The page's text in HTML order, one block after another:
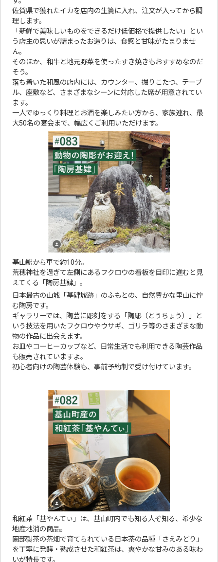
佐賀県で獲れたイカを店内の生簀に入れ、注文が入ってから調
理します。
「新鮮で美味しいものをできるだけ低価格で提供したい」とい
う店主の思いが詰まったお造りは、食感と甘味がたまりませ
ん。
そのほか、和牛と地元野菜を使ったすき焼きもおすすめなのだ
そう。
落ち着いた和風の店内には、カウンター、掘りこたつ、テーブ
ル、座敷など、さまざまなシーンに対応した席が用意されてい
ます。
一人でゆっくり料理とお酒を楽しみたい方から、家族連れ、最
大50名の宴会まで、幅広くご利用いただけます。
基山駅から車で約10分。
荒穂神社を過ぎて左側にあるフクロウの看板を目印に進むと見
えてくる「陶房基肄」。
日本最古の山城「基肄城跡」のふもとの、自然豊かな里山に佇
む陶房です。
ギャラリーでは、陶芸に彫刻をする「陶彫（とうちょう）」と
いう技法を用いたフクロウやウサギ、ゴリラ等のさまざまな動
物の作品に出会えます。
お皿やコーヒーカップなど、日常生活でも利用できる陶芸作品
も販売されていますよ。
初心者向けの陶芸体験も、事前予約制で受け付けています。
和紅茶「基やんてぃ」は、基山町内でも知る人ぞ知る、希少な
地産地消の商品。
園部製茶の茶畑で育てられている日本茶の品種「さえみどり」
を丁寧に発酵・熟成させた和紅茶は、爽やかな甘みのある味わ
いが特長です。